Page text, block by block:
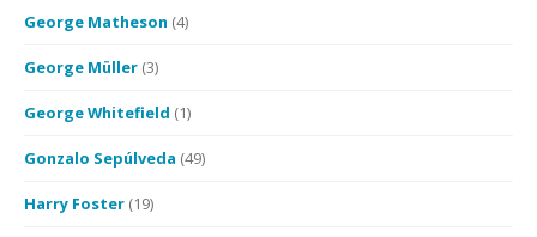
George Matheson (4)
George Müller (3)
George Whitefield (1)
Gonzalo Sepúlveda (49)
Harry Foster (19)